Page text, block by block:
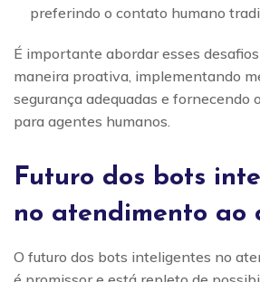
preferindo o contato humano
É importante abordar esses
maneira proativa, implementando
segurança adequadas e fornecendo
para agentes humanos.
Futuro dos bots
no atendimento ao
O futuro dos bots inteligentes no